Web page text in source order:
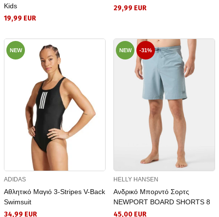
Kids
19,99 EUR
29,99 EUR
NEW
ADIDAS
Αθλητικό Μαγιό 3-Stripes V-Back
Swimsuit
34,99 EUR
NEW -31%
HELLY HANSEN
Ανδρικό Μπορντό Σορτς
NEWPORT BOARD SHORTS 8
45,00 EUR